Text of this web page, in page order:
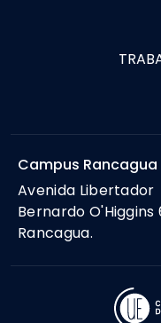
Campus Rancagua
Avenida Libertador
Bernardo O'Higgins
Rancagua.